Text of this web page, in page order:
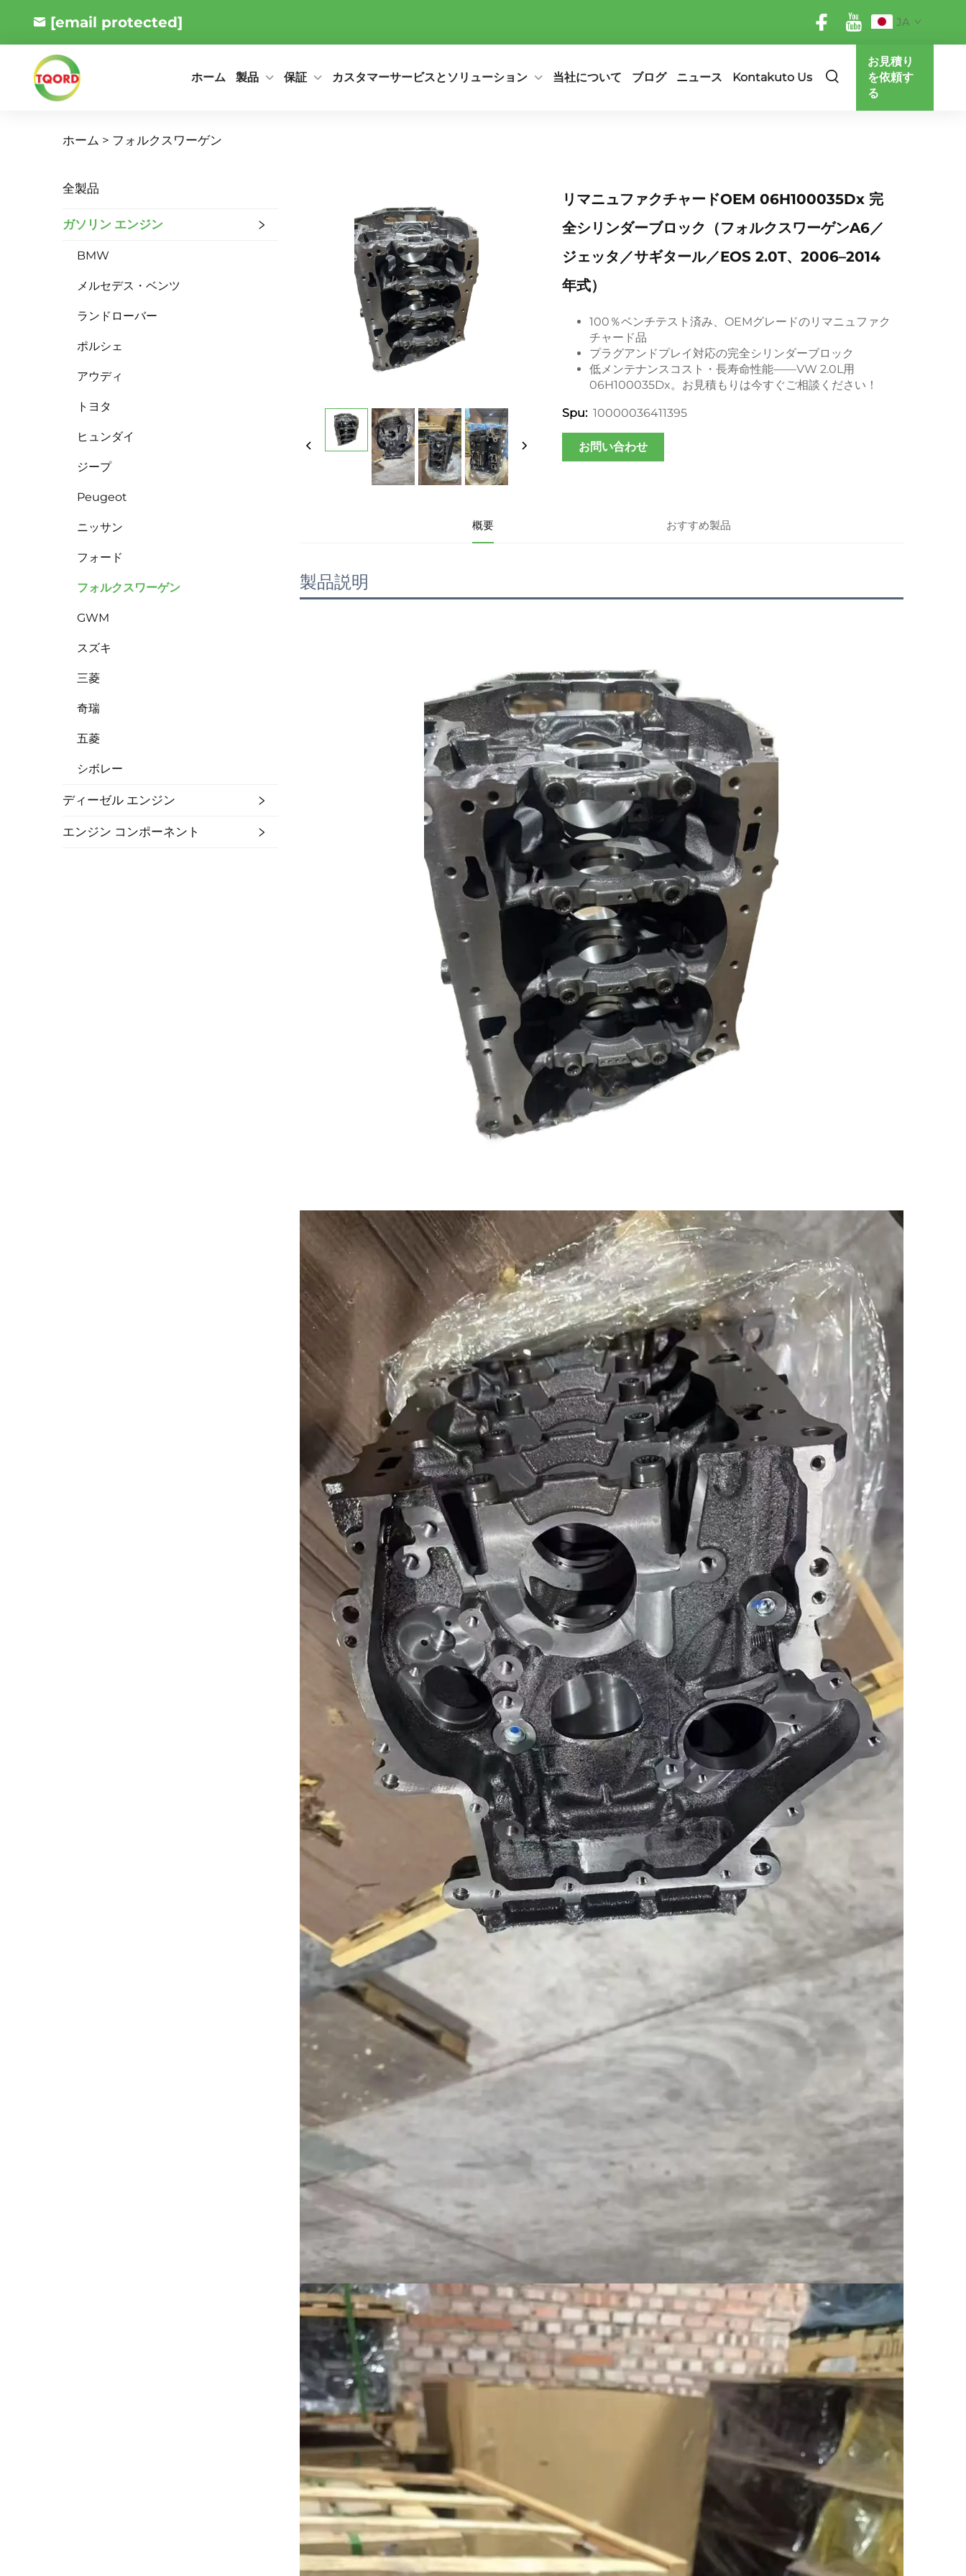
[email protected] JA
ホーム 製品 保証 カスタマーサービスとソリューション 当社について ブログ ニュース Kontakuto Us
お見積り
を依頼す
る
ホーム > フォルクスワーゲン
全製品
ガソリン エンジン
BMW
メルセデス・ベンツ
ランドローバー
ポルシェ
アウディ
トヨタ
ヒュンダイ
ジープ
Peugeot
ニッサン
フォード
フォルクスワーゲン
GWM
スズキ
三菱
奇瑞
五菱
シボレー
ディーゼル エンジン
エンジン コンポーネント
リマニュファクチャードOEM 06H100035Dx 完
全シリンダーブロック（フォルクスワーゲンA6／
ジェッタ／サギタール／EOS 2.0T、2006–2014
年式）
100％ベンチテスト済み、OEMグレードのリマニュファク
チャード品
プラグアンドプレイ対応の完全シリンダーブロック
低メンテナンスコスト・長寿命性能——VW 2.0L用
06H100035Dx。お見積もりは今すぐご相談ください！
Spu: 10000036411395
お問い合わせ
概要 おすすめ製品
製品説明